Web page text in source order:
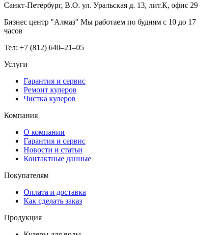
Санкт-Петербург, В.О. ул. Уральская д. 13, лит.К, офис 29
Бизнес центр "Алмаз" Мы работаем по будням с 10 до 17
часов
Тел: +7 (812) 640–21–05
Услуги
Гарантия и сервис
Ремонт кулеров
Чистка кулеров
Компания
О компании
Гарантия и сервис
Новости и статьи
Контактные данные
Покупателям
Оплата и доставка
Как сделать заказ
Продукция